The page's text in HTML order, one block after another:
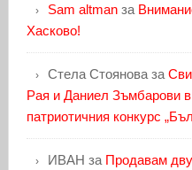
Sam altmanза
Хасково!
Стела Стояноваза
Рая и Даниел Зъмбарови
патриотичния конкурс
ИВАН за Продавам